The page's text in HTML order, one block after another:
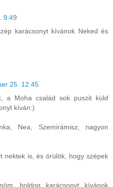
9:49
karácsonyt kívánok Neked és
25. 12:45
a Moha család sok puszit küld
kíván:)
Nea, Szemirámisz, nagyon
nektek is, és örülök, hogy szépek
boldog karácsonyt kívánok